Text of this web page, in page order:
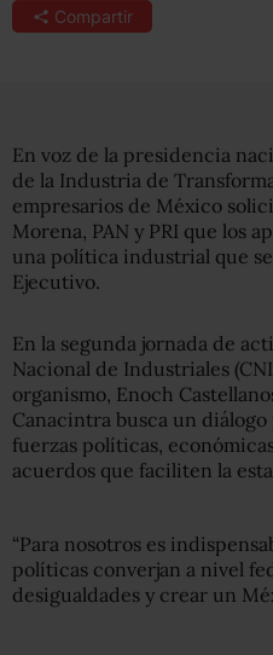
Compartir
En voz de la presidencia
de la Industria de
empresarios de México
Morena, PAN y PRI que los
una política industrial que
Ejecutivo.
En la segunda jornada de
Nacional de Industriales
organismo, Enoch
Canacintra busca un
fuerzas políticas,
acuerdos que faciliten la
“Para nosotros es
políticas converjan a nivel
desigualdades y crear un